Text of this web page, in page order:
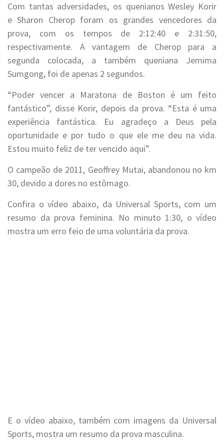
Com tantas adversidades, os quenianos Wesley Korir
e Sharon Cherop foram os grandes vencedores da
prova, com os tempos de 2:12:40 e 2:31:50,
respectivamente. A vantagem de Cherop para a
segunda colocada, a também queniana Jemima
Sumgong, foi de apenas 2 segundos.
“Poder vencer a Maratona de Boston é um feito
fantástico”, disse Korir, depois da prova. “Esta é uma
experiência fantástica. Eu agradeço a Deus pela
oportunidade e por tudo o que ele me deu na vida.
Estou muito feliz de ter vencido aqui”.
O campeão de 2011, Geoffrey Mutai, abandonou no km
30, devido a dores no estômago.
Confira o vídeo abaixo, da Universal Sports, com um
resumo da prova feminina. No minuto 1:30, o vídeo
mostra um erro feio de uma voluntária da prova.
E o vídeo abaixo, também com imagens da Universal
Sports, mostra um resumo da prova masculina.